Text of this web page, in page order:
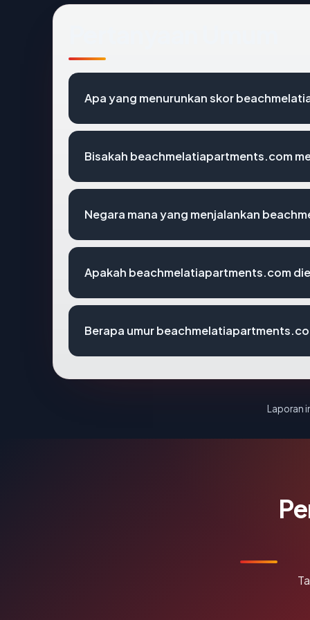
Apa yang menurunkan skor
Bisakah beachmelatiapartments.com
Negara mana yang menjalankan
Apakah beachmelatiapartments.com
Berapa umur
Laporan